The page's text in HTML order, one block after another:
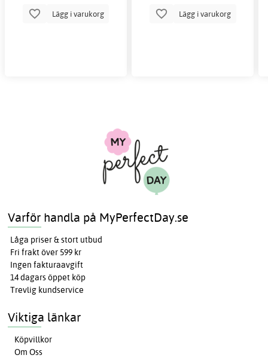
Lägg i varukorg Lägg i varukorg
Varför handla på MyPerfectDay.se
Låga priser & stort utbud
Fri frakt över 599 kr
Ingen fakturaavgift
14 dagars öppet köp
Trevlig kundservice
Viktiga länkar
Köpvillkor
Om Oss